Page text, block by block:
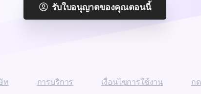
รับใบอนุญาตของคุณตอนนี้
ท การบริการ เงื่อนไขการใช้งาน กด